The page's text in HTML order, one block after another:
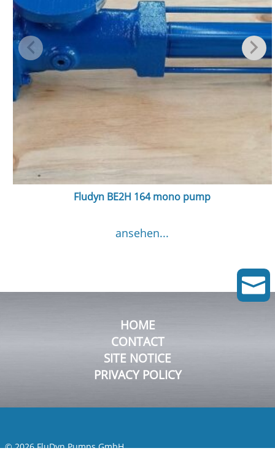
Fludyn BE2H 164 mono pump
ansehen...
HOME
CONTACT
SITE NOTICE
PRIVACY POLICY
© 2026 FluDyn Pumps GmbH
